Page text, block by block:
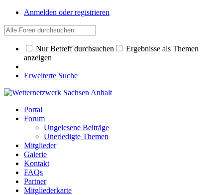
Anmelden oder registrieren
Nur Betreff durchsuchen
Ergebnisse als Themen
anzeigen
Erweiterte Suche
Portal
Forum
Ungelesene Beiträge
Unerledigte Themen
Mitglieder
Galerie
Kontakt
FAQs
Partner
Mitgliederkarte